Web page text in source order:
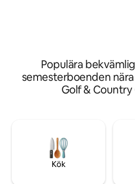
Populära
semesterboenden
Golf & Country
Kök